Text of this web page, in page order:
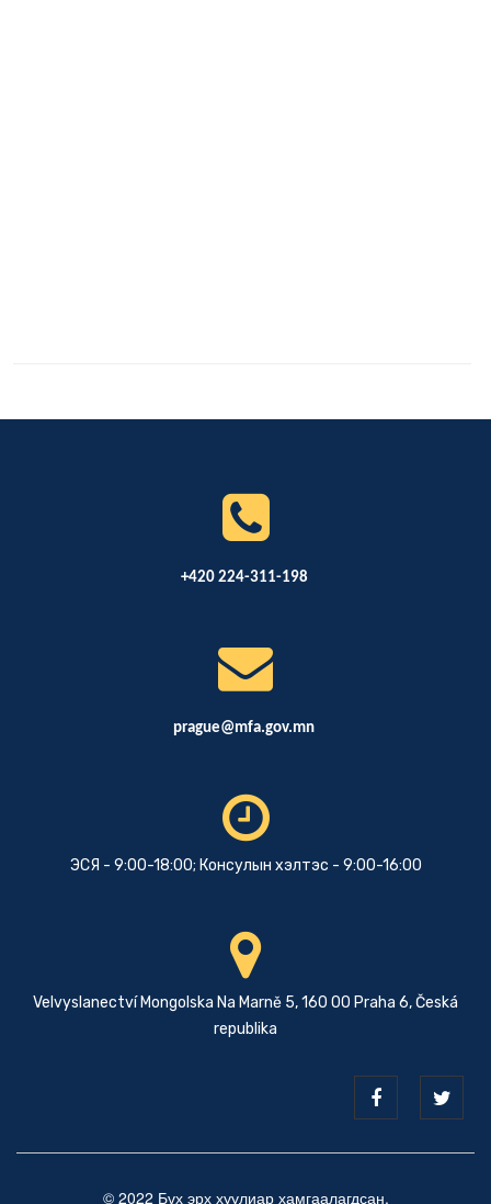
+420 224-311-198
prague@mfa.gov.mn
ЭСЯ - 9:00-18:00; Консулын хэлтэс - 9:00-16:00
Velvyslanectví Mongolska Na Marně 5, 160 00 Praha 6, Česká
republika
© 2022 Бүх эрх хуулиар хамгаалагдсан.